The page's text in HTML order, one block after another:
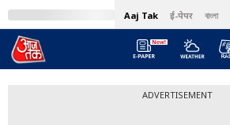
Aaj Tak ई-पेपर বাংলা
ADVERTISEMENT